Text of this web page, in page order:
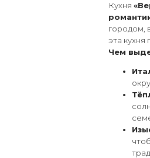
Кухня
городом,
эта
Чем